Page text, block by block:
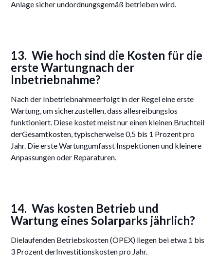
Anlage sicher undordnungsgemäß betrieben wird.
13. Wie hoch sind die Kosten für die
erste Wartungnach der
Inbetriebnahme?
Nach der Inbetriebnahmeerfolgt in der Regel eine erste
Wartung, um sicherzustellen, dass allesreibungslos
funktioniert. Diese kostet meist nur einen kleinen Bruchteil
derGesamtkosten, typischerweise 0,5 bis 1 Prozent pro
Jahr. Die erste Wartungumfasst Inspektionen und kleinere
Anpassungen oder Reparaturen.
14. Was kosten Betrieb und
Wartung eines Solarparks jährlich?
Dielaufenden Betriebskosten (OPEX) liegen bei etwa 1 bis
3 Prozent derInvestitionskosten pro Jahr.